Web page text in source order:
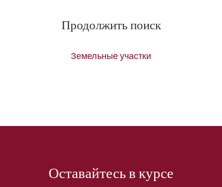
Продолжить поиск
Земельные участки
Оставайтесь в курсе